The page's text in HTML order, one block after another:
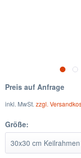
Preis auf Anfrage
inkl. MwSt. zzgl.
Größe: